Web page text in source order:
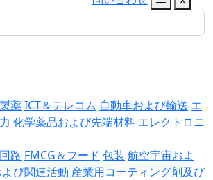
薬ICT＆テレコム 自動車および輸送 エ
化学薬品および先端材料 エレクトロニ
路 FMCG＆フード 包装 航空宇宙およ
び関連活動 産業用コーティング剤及び